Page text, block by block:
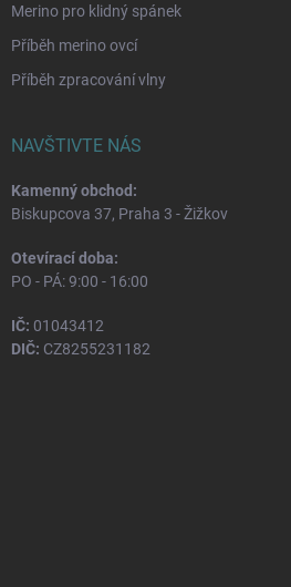
Merino pro klidný spánek
Příběh merino ovcí
Příběh zpracování vlny
NAVŠTIVTE NÁS
Kamenný obchod:
Biskupcova 37, Praha 3 - Žižkov
Otevírací doba:
PO - PÁ: 9:00 - 16:00
IČ: 01043412
DIČ: CZ8255231182